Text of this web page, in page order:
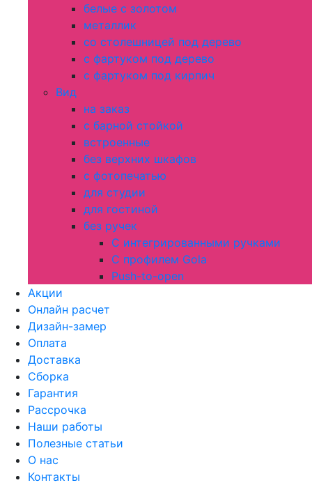
белые с золотом
металлик
со столешницей под дерево
с фартуком под дерево
с фартуком под кирпич
Вид
на заказ
с барной стойкой
встроенные
без верхних шкафов
с фотопечатью
для студии
для гостиной
без ручек
С интегрированными ручками
С профилем Gola
Push-to-open
Акции
Онлайн расчет
Дизайн-замер
Оплата
Доставка
Сборка
Гарантия
Рассрочка
Наши работы
Полезные статьи
О нас
Контакты